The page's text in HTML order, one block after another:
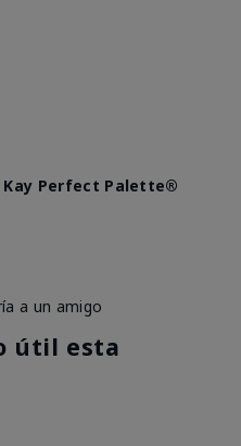
Kay Perfect Palette®
a un amigo
útil esta